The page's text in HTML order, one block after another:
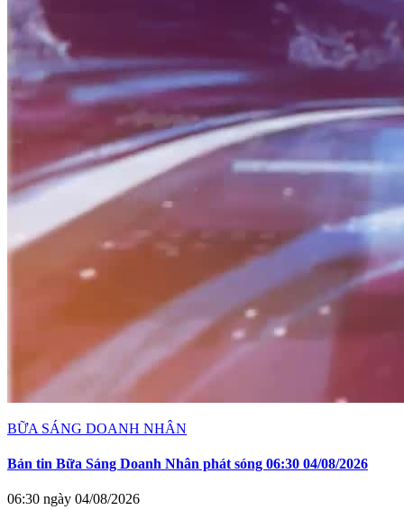
BỮA SÁNG DOANH NHÂN
Bản tin Bữa Sáng Doanh Nhân phát sóng 06:30 04/08/2026
06:30 ngày 04/08/2026